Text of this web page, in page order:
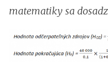
matematiky sa